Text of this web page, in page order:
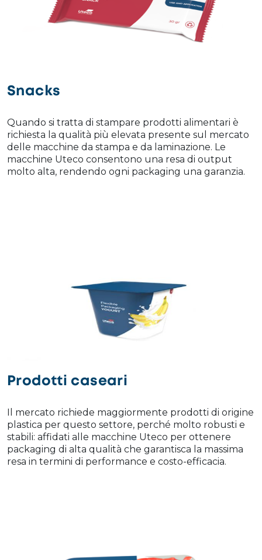
Snacks
Quando si tratta di stampare prodotti alimentari è
richiesta la qualità più elevata presente sul mercato
delle macchine da stampa e da laminazione. Le
macchine Uteco consentono una resa di output
molto alta, rendendo ogni packaging una garanzia.
Prodotti caseari
Il mercato richiede maggiormente prodotti di origine
plastica per questo settore, perché molto robusti e
stabili: affidati alle macchine Uteco per ottenere
packaging di alta qualità che garantisca la massima
resa in termini di performance e costo-efficacia.